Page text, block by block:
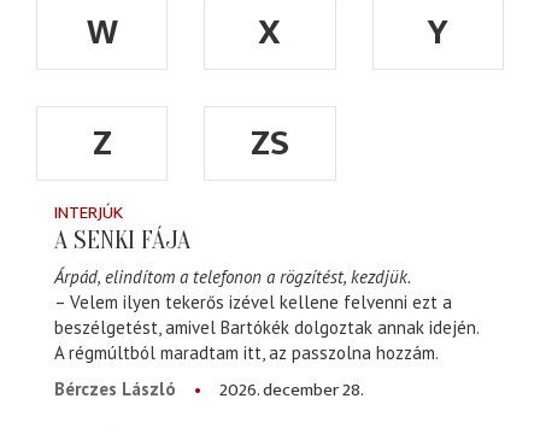
W
X
Y
Z
ZS
INTERJÚK
A SENKI FÁJA
Árpád, elindítom a telefonon a rögzítést, kezdjük.
– Velem ilyen tekerős izével kellene felvenni ezt a
beszélgetést, amivel Bartókék dolgoztak annak idején.
A régmúltból maradtam itt, az passzolna hozzám.
Bérczes László
2026. december 28.